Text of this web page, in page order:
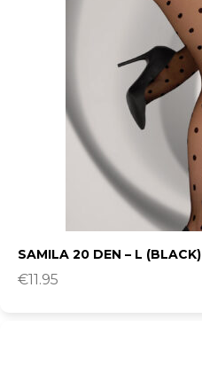
SAMILA 20 DEN – L (BLACK)
€11.95